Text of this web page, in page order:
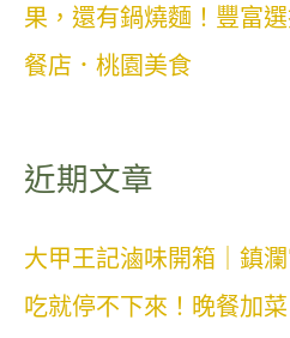
果，還有鍋燒麵！豐富
餐店．桃園美食
近期文章
大甲王記滷味開箱｜鎮
吃就停不下來！晚餐加